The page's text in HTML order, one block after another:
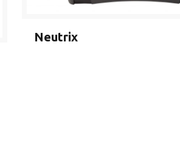
Neutrix